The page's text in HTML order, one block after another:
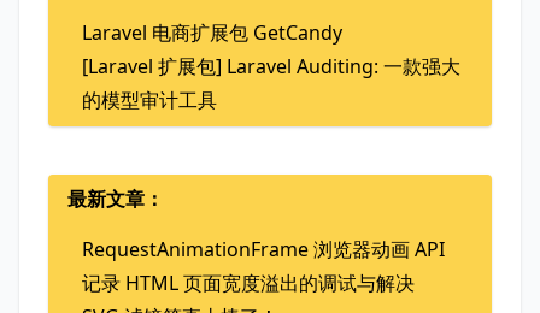
Laravel 电商扩展包 GetCandy
[Laravel 扩展包] Laravel Auditing: 一款强大
的模型审计工具
最新文章：
RequestAnimationFrame 浏览器动画 API
记录 HTML 页面宽度溢出的调试与解决